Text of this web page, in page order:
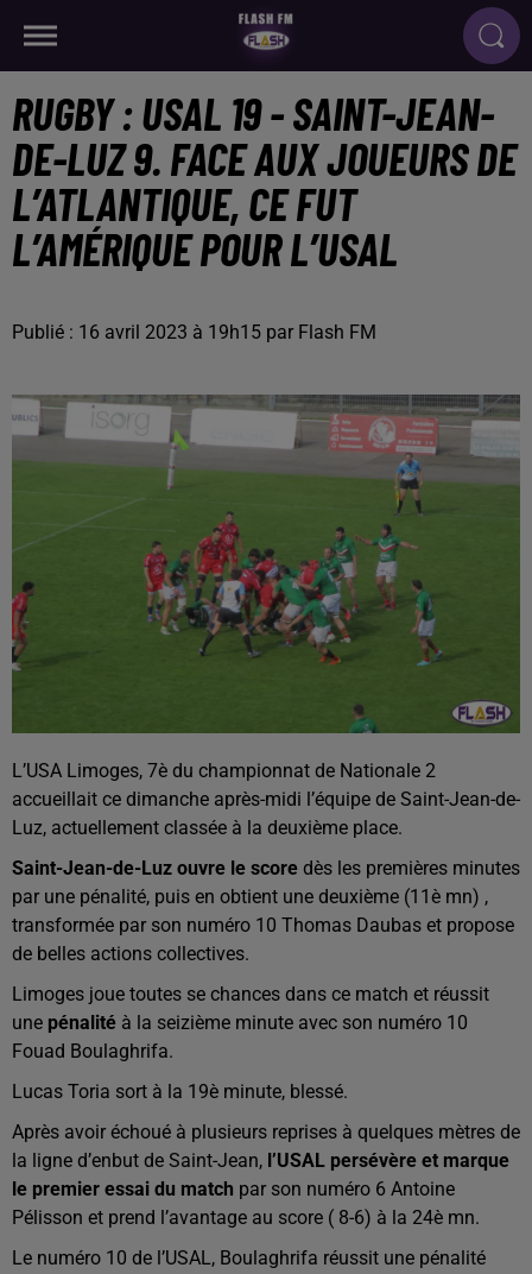
RUGBY : USAL 19 - SAINT-JEAN-
DE-LUZ 9. FACE AUX JOUEURS DE
L’ATLANTIQUE, CE FUT
L’AMÉRIQUE POUR L’USAL
Publié : 16 avril 2023 à 19h15 par Flash FM
L’USA Limoges, 7è du championnat de Nationale 2
accueillait ce dimanche après-midi l’équipe de Saint-Jean-de-
Luz, actuellement classée à la deuxième place.
Saint-Jean-de-Luz ouvre le score dès les premières minutes
par une pénalité, puis en obtient une deuxième (11è mn) ,
transformée par son numéro 10 Thomas Daubas et propose
de belles actions collectives.
Limoges joue toutes se chances dans ce match et réussit
une pénalité à la seizième minute avec son numéro 10
Fouad Boulaghrifa.
Lucas Toria sort à la 19è minute, blessé.
Après avoir échoué à plusieurs reprises à quelques mètres de
la ligne d’enbut de Saint-Jean, l’USAL persévère et marque
le premier essai du match par son numéro 6 Antoine
Pélisson et prend l’avantage au score ( 8-6) à la 24è mn.
Le numéro 10 de l’USAL, Boulaghrifa réussit une pénalité